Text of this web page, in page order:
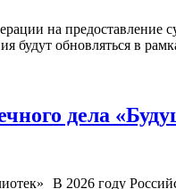
на предоставление
обновляться в
дела
В 2026 году